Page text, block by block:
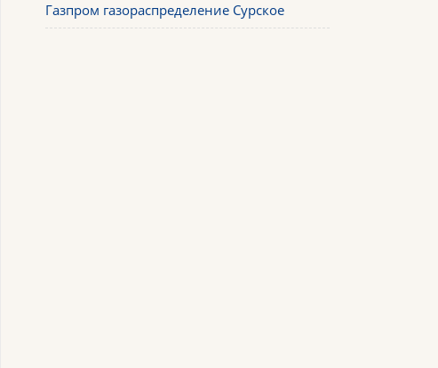
Газпром газораспределение Сурское